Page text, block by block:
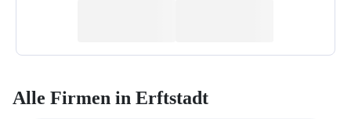
Alle Firmen in Erftstadt